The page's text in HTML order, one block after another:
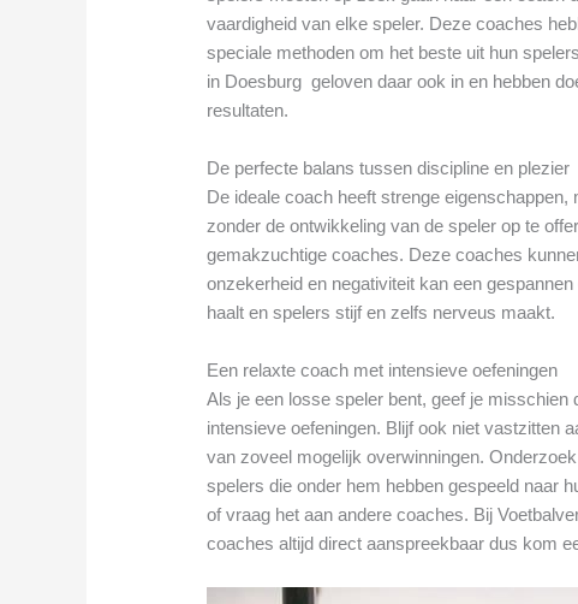
vaardigheid van elke speler. Deze coaches
speciale methoden om het beste uit hun
in Doesburg geloven daar ook in en hebben
resultaten.
De perfecte balans tussen discipline en plezier
De ideale coach heeft strenge
zonder de ontwikkeling van de speler op te
gemakzuchtige coaches. Deze coaches
onzekerheid en negativiteit kan een
haalt en spelers stijf en zelfs nerveus maakt.
Een relaxte coach met intensieve oefeningen
Als je een losse speler bent, geef je
intensieve oefeningen. Blijf ook niet vastzitten
van zoveel mogelijk overwinningen.
spelers die onder hem hebben gespeeld naar
of vraag het aan andere coaches. Bij
coaches altijd direct aanspreekbaar dus kom